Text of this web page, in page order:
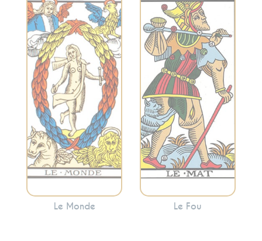
Incarne
l’accomplissement,
la réalisation et
l’intégration. Le
Monde indique
souvent que vous
avez atteint une
étape importante
de votre voyage.
Le Monde
Considéré comme
l’initiateur du
voyage à travers
les arcanes
majeurs, il
représente
l’innocence, le
départ, le potentiel
et l’exploration.
Le Fou